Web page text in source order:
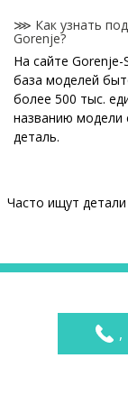
⋙ Как узнать
Gorenje?
На сайте
база моделей
более 500 тыс.
названию
деталь.
Специальная
и другими
⋙ Сколько стоит
соковыжималки
Цены на
Часто ищут
,